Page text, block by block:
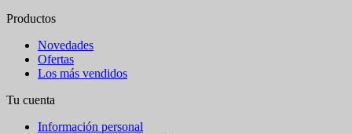
Productos
Novedades
Ofertas
Los más vendidos
Tu cuenta
Información personal